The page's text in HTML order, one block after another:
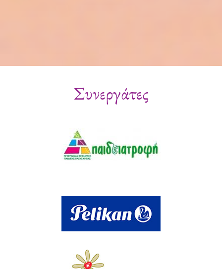
Συνεργάτες